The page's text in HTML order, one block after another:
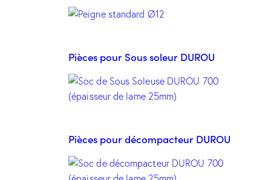
Pièces pour Sous soleur DUROU
Pièces pour décompacteur DUROU